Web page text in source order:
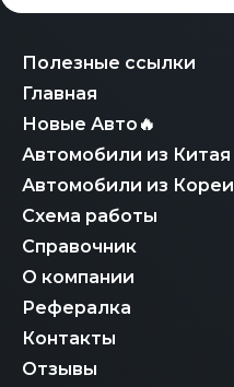
Полезные ссылки
Главная
Новые Авто🔥
Автомобили из Китая
Автомобили из Кореи
Схема работы
Справочник
О компании
Рефералка
Контакты
Отзывы